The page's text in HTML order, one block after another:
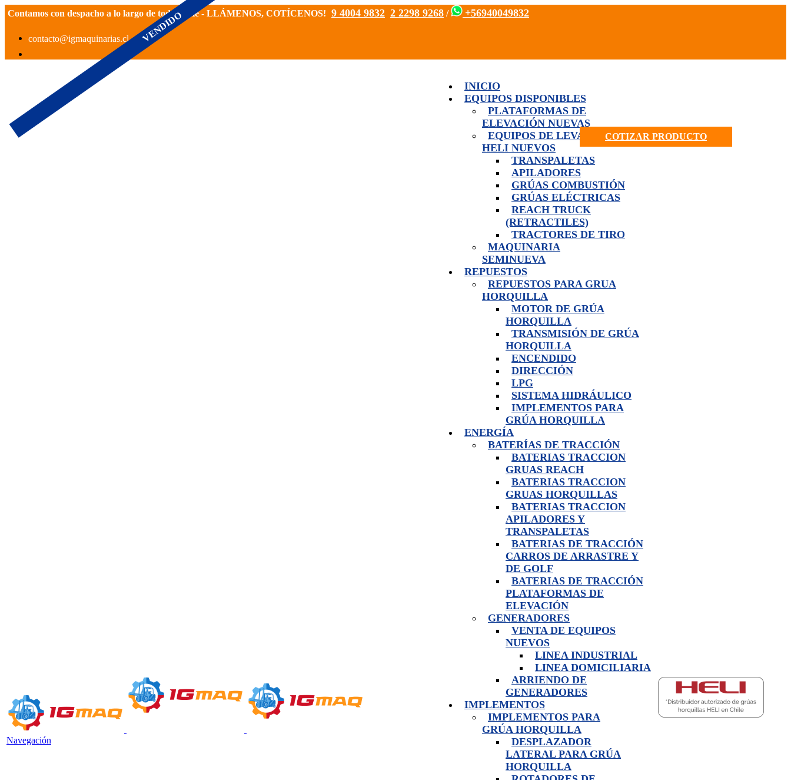
Contamos con despacho a lo largo de todo Chile - LLÁMENOS, COTÍCENOS! 9 4004 9832 2 2298 9268 / +56940049832
Navegación
INICIO
EQUIPOS DISPONIBLES
PLATAFORMAS DE
ELEVACIÓN NUEVAS
EQUIPOS DE LEVANTE
HELI NUEVOS
TRANSPALETAS
APILADORES
GRÚAS COMBUSTIÓN
GRÚAS ELÉCTRICAS
REACH TRUCK
(RETRACTILES)
TRACTORES DE TIRO
MAQUINARIA
SEMINUEVA
REPUESTOS
REPUESTOS PARA GRUA
HORQUILLA
MOTOR DE GRÚA
HORQUILLA
TRANSMISIÓN DE GRÚA
HORQUILLA
ENCENDIDO
DIRECCIÓN
LPG
SISTEMA HIDRÁULICO
IMPLEMENTOS PARA
GRÚA HORQUILLA
ENERGÍA
BATERÍAS DE TRACCIÓN
BATERIAS TRACCION
GRUAS REACH
BATERIAS TRACCION
GRUAS HORQUILLAS
BATERIAS TRACCION
APILADORES Y
TRANSPALETAS
BATERIAS DE TRACCIÓN
CARROS DE ARRASTRE Y
DE GOLF
BATERIAS DE TRACCIÓN
PLATAFORMAS DE
ELEVACIÓN
GENERADORES
VENTA DE EQUIPOS
NUEVOS
LINEA INDUSTRIAL
LINEA DOMICILIARIA
ARRIENDO DE
GENERADORES
IMPLEMENTOS
IMPLEMENTOS PARA
GRÚA HORQUILLA
DESPLAZADOR
LATERAL PARA GRÚA
HORQUILLA
COTIZAR PRODUCTO